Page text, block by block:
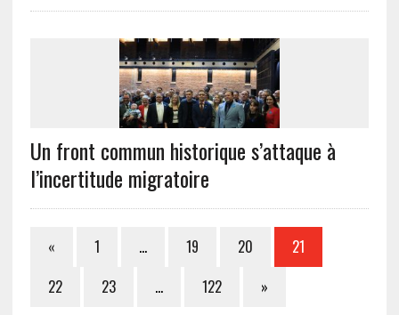
Un front commun historique s’attaque à
l’incertitude migratoire
« 1 … 19 20
21
22
23 … 122 »